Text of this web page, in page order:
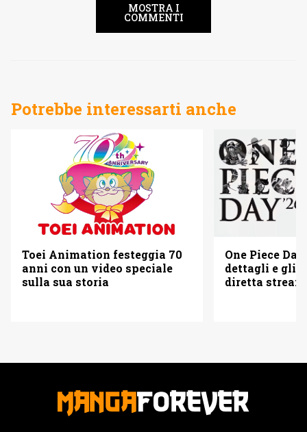
MOSTRA I
COMMENTI
Potrebbe interessarti anche
Toei Animation festeggia 70
anni con un video speciale
sulla sua storia
One Piece
dettagli e gli
diretta